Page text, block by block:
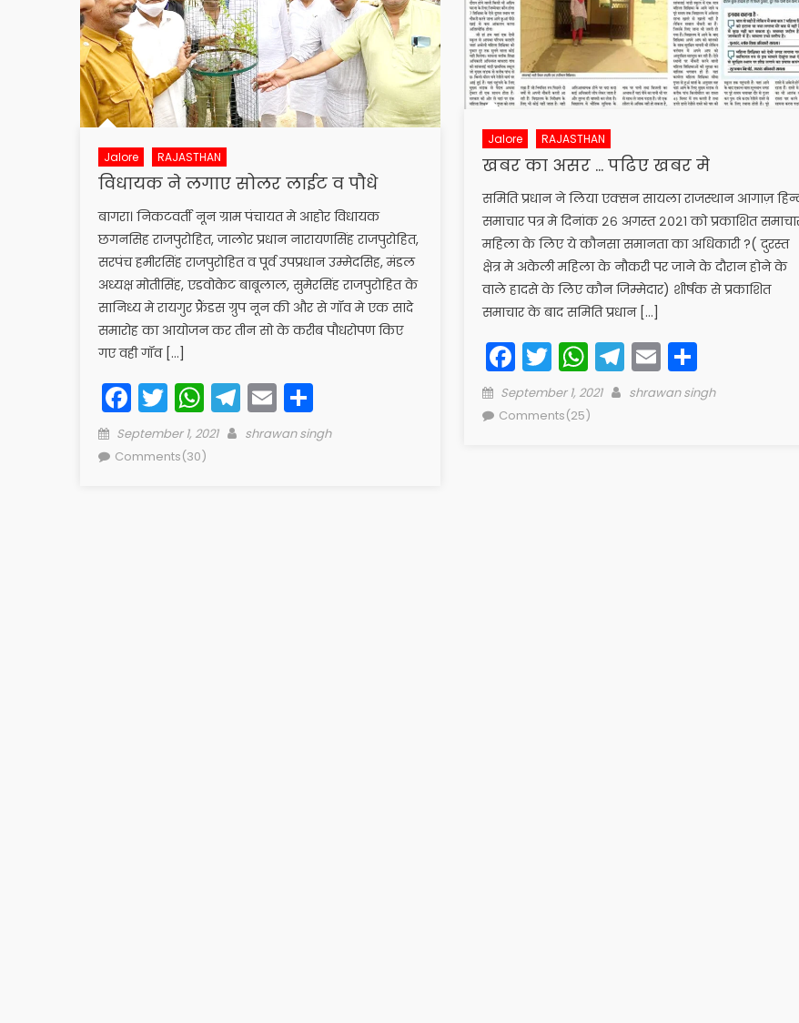
Jalore RAJASTHAN
विधायक ने लगाए सोलर लाईट व पौधे
बागरा। निकटवर्ती नून ग्राम पंचायत मे आहोर विधायक
छगनसिह राजपुरोहित, जालोर प्रधान नारायणसिंह राजपुरोहित,
सरपंच हमीरसिंह राजपुरोहित व पूर्व उपप्रधान उम्मेदसिह, मंडल
अध्यक्ष मोतीसिंह, एडवोकेट बाबूलाल, सुमेरसिंह राजपुरोहित के
सानिध्य मे रायगुर फ्रैंडस ग्रुप नून की और से गॉव मे एक सादे
समारोह का आयोजन कर तीन सो के करीब पौधरोपण किए
गए वही गॉव […]
Facebook
Twitter
WhatsApp
Telegram
EmailShare
Posted
on
September 1, 2021 Author
shrawan singh
Comments(30)
Jalore RAJASTHAN
खबर का असर … पढिए खबर मे
समिति प्रधान ने लिया एक्सन सायला राजस्थान आगाज़
समाचार पत्र मे दिनांक २६ अगस्त २०२१ को प्रकाशित
महिला के लिए ये कौनसा समानता का अधिकारी ?( दुरस्त
क्षेत्र मे अकेली महिला के नौकरी पर जाने के दौरान होने के
वाले हादसे के लिए कौन जिम्मेदार) शीर्षक से प्रकाशित
समाचार के बाद समिति प्रधान […]
Facebook
Twitter
WhatsApp
Telegram
EmailShare
Posted
on
September 1, 2021 Author
shrawan singh
Comments(25)